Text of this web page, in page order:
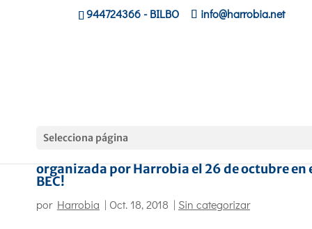
944724366- BILBO info@harrobia.net
Selecciona página
organizada por Harrobia el 26 de octubre en
BEC!
por Harrobia | Oct. 18, 2018 | Sin categorizar